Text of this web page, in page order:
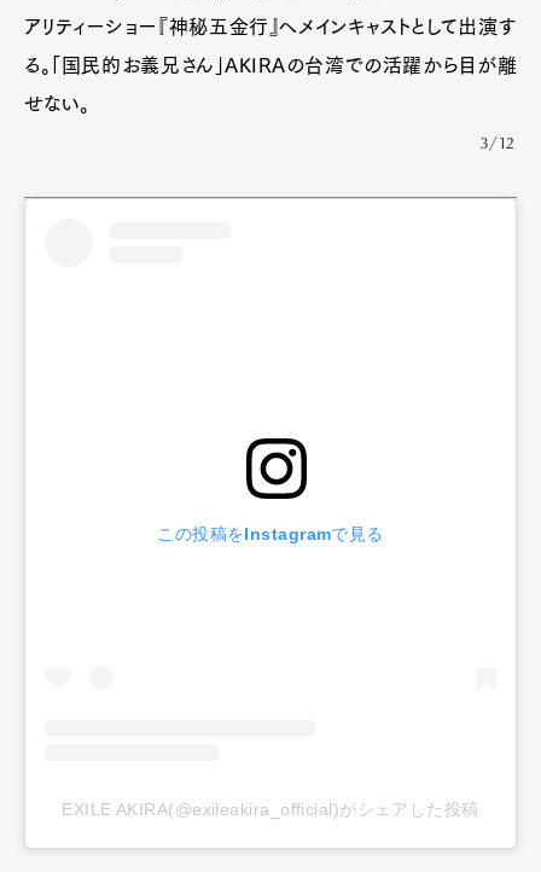
アリティーショー『神秘五金行』へメインキャストとして出演す
る。「国民的お義兄さん」AKIRAの台湾での活躍から目が離
せない。
3/12
この投稿をInstagramで見る
EXILE AKIRA(@exileakira_official)がシェアした投稿